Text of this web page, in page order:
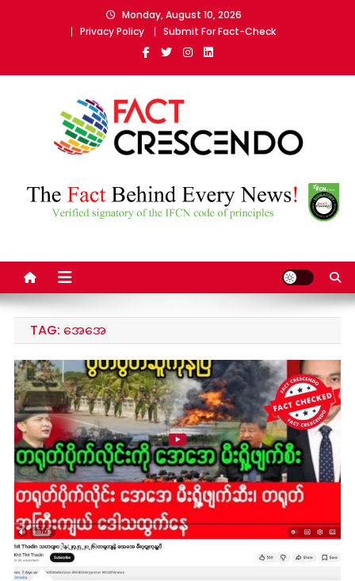
Monday, August 10, 2026
Privacy Policy
Submit For Fact-Check
Fact Crescendo Myanmar
TAG: အေအေ